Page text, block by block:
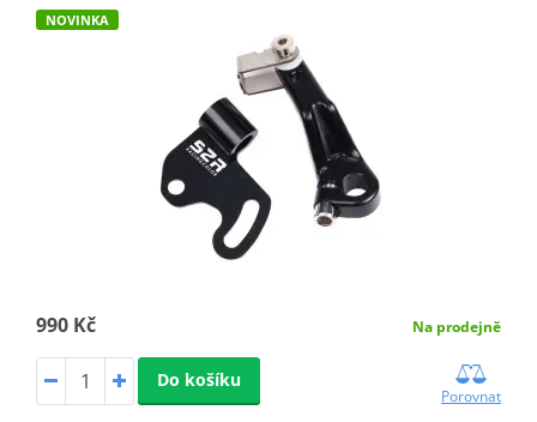
NOVINKA
990 Kč Na prodejně
Do košíku
Porovnat